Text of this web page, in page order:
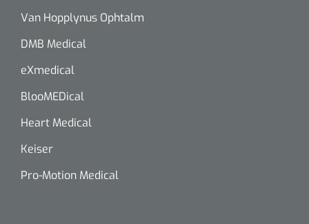
Van Hopplynus Ophtalm
DMB Medical
eXmedical
BlooMEDical
Heart Medical
Keiser
Pro-Motion Medical